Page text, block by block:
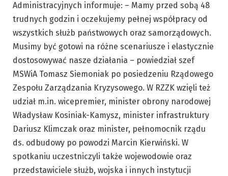
Administracyjnych informuje: – Mamy przed sobą 48
trudnych godzin i oczekujemy pełnej współpracy od
wszystkich służb państwowych oraz samorządowych.
Musimy być gotowi na różne scenariusze i elastycznie
dostosowywać nasze działania – powiedział szef
MSWiA Tomasz Siemoniak po posiedzeniu Rządowego
Zespołu Zarządzania Kryzysowego. W RZZK wzięli też
udział m.in. wicepremier, minister obrony narodowej
Władysław Kosiniak-Kamysz, minister infrastruktury
Dariusz Klimczak oraz minister, pełnomocnik rządu
ds. odbudowy po powodzi Marcin Kierwiński. W
spotkaniu uczestniczyli także wojewodowie oraz
przedstawiciele służb, wojska i innych instytucji